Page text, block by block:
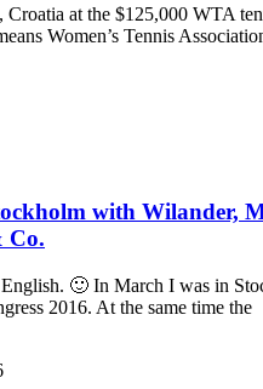
at the $125,000 WTA
Women’s Tennis
with Wilander,
Co.
🙂 In March I was in
2016. At the same time the